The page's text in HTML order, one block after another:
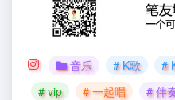
音乐 # K歌 #
# vip
# 一起唱 # 伴